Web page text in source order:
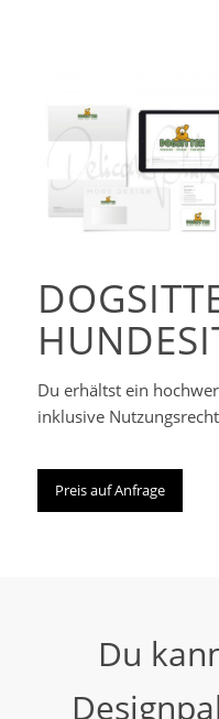
Corporate-
Designpaket
Du erhältst ein
inklusive
Preis auf Anfrage
Du